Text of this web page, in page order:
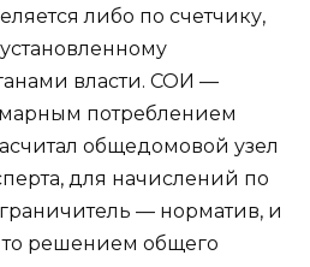
либо по счетчику,
власти. СОИ —
потреблением
общедомовой узел
для начислений по
— норматив, и
решением общего